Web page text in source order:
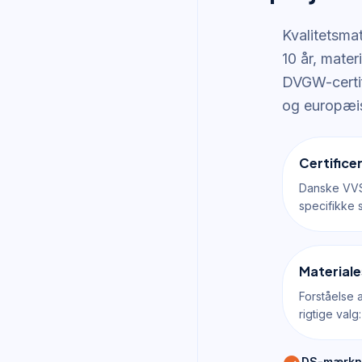
10 år,
DVGW-
og
Danske
specifikke
Forståelse
rigtige valg: